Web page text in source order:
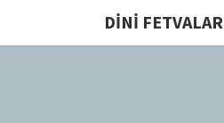
DINI FETVALAR